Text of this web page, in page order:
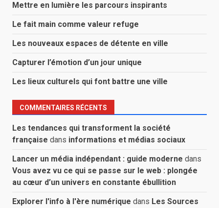
Mettre en lumière les parcours inspirants
Le fait main comme valeur refuge
Les nouveaux espaces de détente en ville
Capturer l’émotion d’un jour unique
Les lieux culturels qui font battre une ville
COMMENTAIRES RÉCENTS
Les tendances qui transforment la société
française dans informations et médias sociaux
Lancer un média indépendant : guide moderne dans
Vous avez vu ce qui se passe sur le web : plongée
au cœur d’un univers en constante ébullition
Explorer l'info à l'ère numérique dans Les Sources